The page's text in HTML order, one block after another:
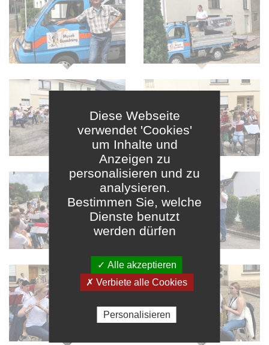
Diese Webseite
verwendet 'Cookies'
um Inhalte und
Anzeigen zu
personalisieren und zu
analysieren.
Bestimmen Sie, welche
Dienste benutzt
werden dürfen
✓ Alle akzeptieren
✗ Verbiete alle Cookies
Personalisieren